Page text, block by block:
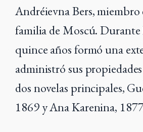
Andréievna Bers,
familia de Moscú. Durante
quince años formó una
administró sus
dos novelas principales,
1869 y Ana Karenina,